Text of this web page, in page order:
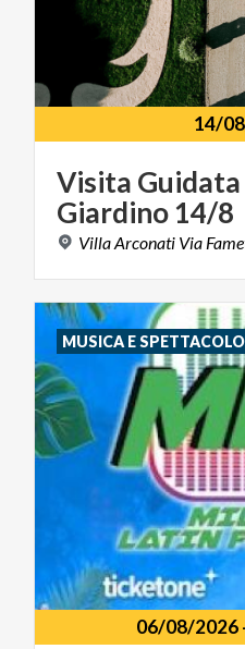
14/
Visita Guidata
Giardino 14/8
VillaArconati Via
06/08/2026
MUSICA E SPETTACOLO